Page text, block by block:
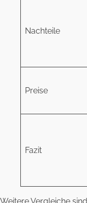
Nachteile
Preise
Fazit